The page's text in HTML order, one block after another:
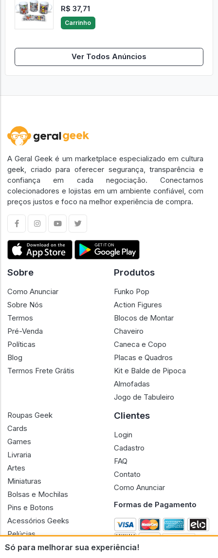
R$ 37,71
Carrinho
Ver Todos Anúncios
Só para melhorar sua experiência!
A Geral Geek é um marketplace especializado em cultura
geek, criado para oferecer segurança, transparência e
confiança em cada negociação. Conectamos
colecionadores e lojistas em um ambiente confiável, com
preços justos e foco na melhor experiência de compra.
Sobre
Como Anunciar
Sobre Nós
Termos
Pré-Venda
Políticas
Blog
Termos Frete Grátis
Produtos
Funko Pop
Action Figures
Blocos de Montar
Chaveiro
Caneca e Copo
Placas e Quadros
Kit e Balde de Pipoca
Almofadas
Jogo de Tabuleiro
Roupas Geek
Cards
Games
Livraria
Artes
Miniaturas
Bolsas e Mochilas
Pins e Botons
Acessórios Geeks
Pelúcias
Bonecas
Clientes
Login
Cadastro
FAQ
Contato
Como Anunciar
Formas de Pagamento